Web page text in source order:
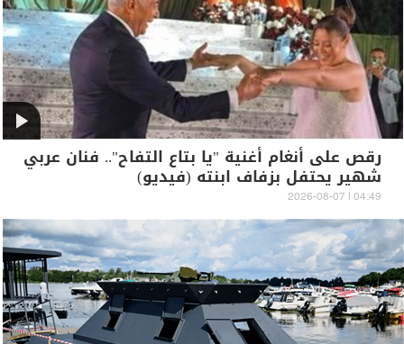
رقص على أنغام أغنية "يا بتاع التفاح".. فنان عربي
شهير يحتفل بزفاف ابنته (فيديو)
04:49 | 2026-08-07